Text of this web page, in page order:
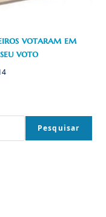
votaram em
voto
Pesquisar